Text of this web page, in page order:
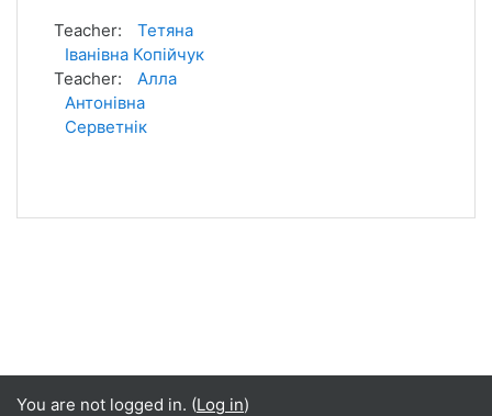
Teacher:
Тетяна
Іванівна Копійчук
Teacher:
Алла
Антонівна
Серветнік
You are not logged in. (Log in)